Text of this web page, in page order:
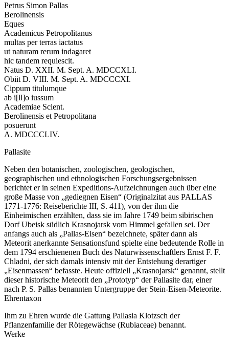
Petrus Simon Pallas
Berolinensis
Eques
Academicus Petropolitanus
multas per terras iactatus
ut naturam rerum indagaret
hic tandem requiescit.
Natus D. XXII. M. Sept. A. MDCCXLI.
Obiit D. VIII. M. Sept. A. MDCCCXI.
Cippum titulumque
ab i[ll]o iussum
Academiae Scient.
Berolinensis et Petropolitana
posuerunt
A. MDCCCLIV.
Pallasite
Neben den botanischen, zoologischen, geologischen,
geographischen und ethnologischen Forschungsergebnissen
berichtet er in seinen Expeditions-Aufzeichnungen auch über eine
große Masse von „gediegnen Eisen“ (Originalzitat aus PALLAS
1771-1776: Reiseberichte III, S. 411), von der ihm die
Einheimischen erzählten, dass sie im Jahre 1749 beim sibirischen
Dorf Ubeisk südlich Krasnojarsk vom Himmel gefallen sei. Der
anfangs auch als „Pallas-Eisen“ bezeichnete, später dann als
Meteorit anerkannte Sensationsfund spielte eine bedeutende Rolle in
dem 1794 erschienenen Buch des Naturwissenschaftlers Ernst F. F.
Chladni, der sich damals intensiv mit der Entstehung derartiger
„Eisenmassen“ befasste. Heute offiziell „Krasnojarsk“ genannt, stellt
dieser historische Meteorit den „Prototyp“ der Pallasite dar, einer
nach P. S. Pallas benannten Untergruppe der Stein-Eisen-Meteorite.
Ehrentaxon
Ihm zu Ehren wurde die Gattung Pallasia Klotzsch der
Pflanzenfamilie der Rötegewächse (Rubiaceae) benannt.
Werke